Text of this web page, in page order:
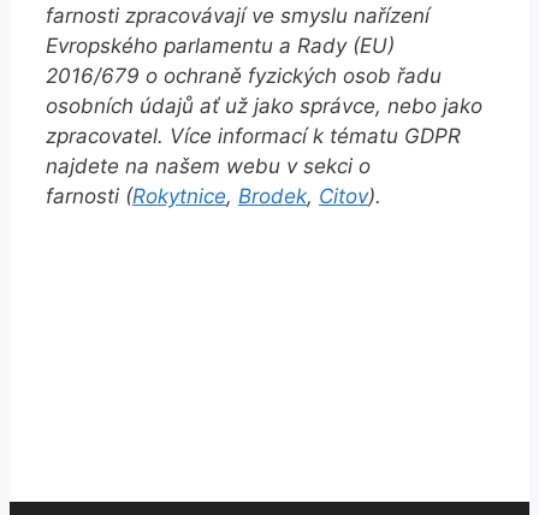
farnosti zpracovávají ve smyslu nařízení
Evropského parlamentu a Rady (EU)
2016/679 o ochraně fyzických osob řadu
osobních údajů ať už jako správce, nebo jako
zpracovatel. Více informací k tématu GDPR
najdete na našem webu v sekci o
farnosti (Rokytnice, Brodek, Citov).